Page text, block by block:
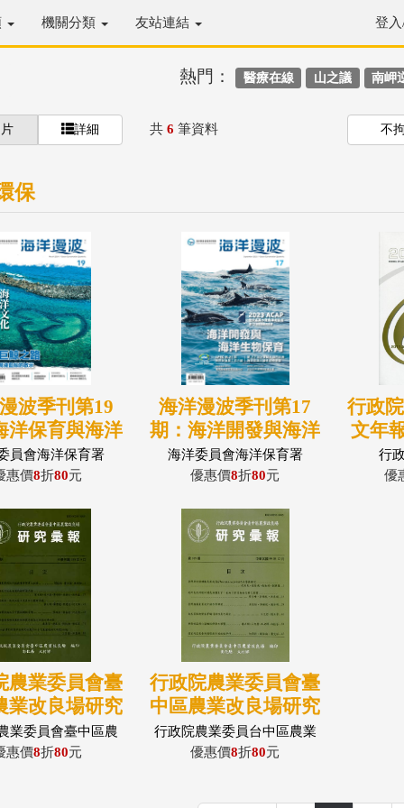
機關分類 友站連結 登
熱門： 醫療在線 山之議 南岬
詳細 共 6 筆資料 不
保
波季刊第19
洋保育與海洋
文化
員會海洋保育署
惠價8折80元
海洋漫波季刊第17
期：海洋開發與海洋
生物保育
海洋委員會海洋保育署
優惠價8折80元
行政
文年
行
優
農業委員會臺
業改良場研究
第110期
(100/03)
業委員會臺中區農
業改良場
惠價8折80元
行政院農業委員會臺
中區農業改良場研究
彙報第109期(99/12)
行政院農業委員台中區農業
改良場
優惠價8折80元